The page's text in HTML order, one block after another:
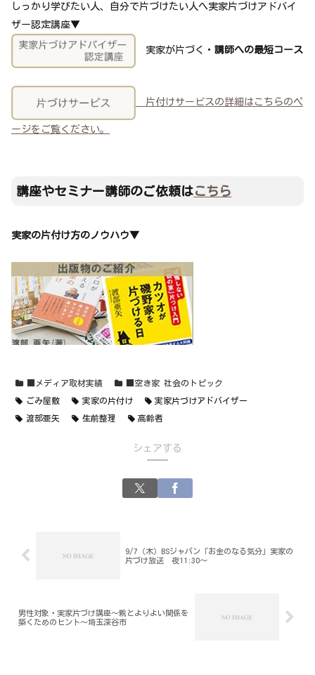
しっかり学びたい人、自分で片づけたい人へ実家片づけアドバイ
ザー認定講座▼
実家が片づく・ 講師への最短コース
片付けサービスの詳細は こちらのペ
ージをご覧ください。
講座やセミナー講師のご依頼はこちら
実家の片付け方のノウハウ▼
■メディア取材実績 ■空き家 社会のトピック
ごみ屋敷 実家の片付け 実家片づけアドバイザー
渡部亜矢 生前整理 高齢者
シェアする
9/7（木）BSジャパン「お金のなる気分」実家の
片づけ放送 夜11:30～
男性対象・実家片づけ講座～親とよりよい関係を
築くためのヒント～埼玉深谷市